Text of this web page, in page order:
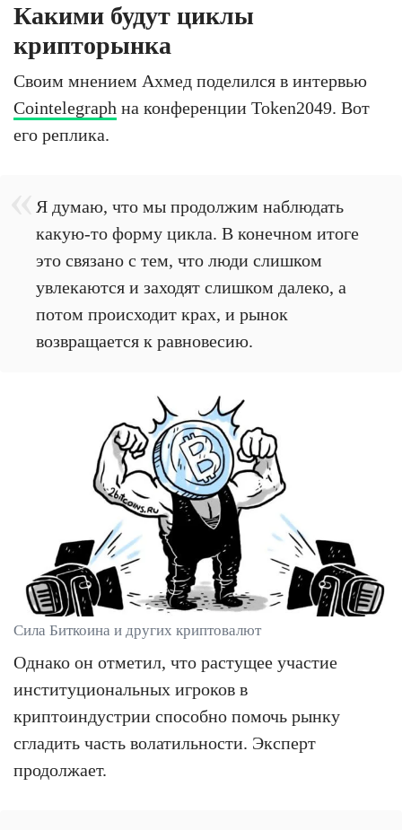
Какими будут циклы
крипторынка
Своим мнением Ахмед поделился в интервью
Cointelegraph на конференции Token2049. Вот
его реплика.
Я думаю, что мы продолжим наблюдать
какую-то форму цикла. В конечном итоге
это связано с тем, что люди слишком
увлекаются и заходят слишком далеко, а
потом происходит крах, и рынок
возвращается к равновесию.
Сила Биткоина и других криптовалют
Однако он отметил, что растущее участие
институциональных игроков в
криптоиндустрии способно помочь рынку
сгладить часть волатильности. Эксперт
продолжает.